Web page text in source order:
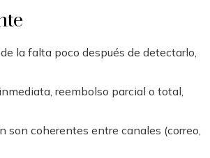
la falta poco después de detectarlo,
reembolso parcial o total,
son coherentes entre canales (correo,